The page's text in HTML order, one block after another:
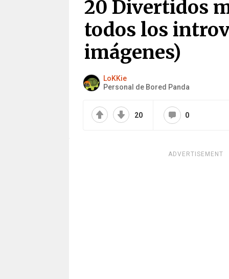
20 Divertidos
todos los
imágenes)
LoKKie
Personal de Bored Panda
20 0
ADVERTISEMENT